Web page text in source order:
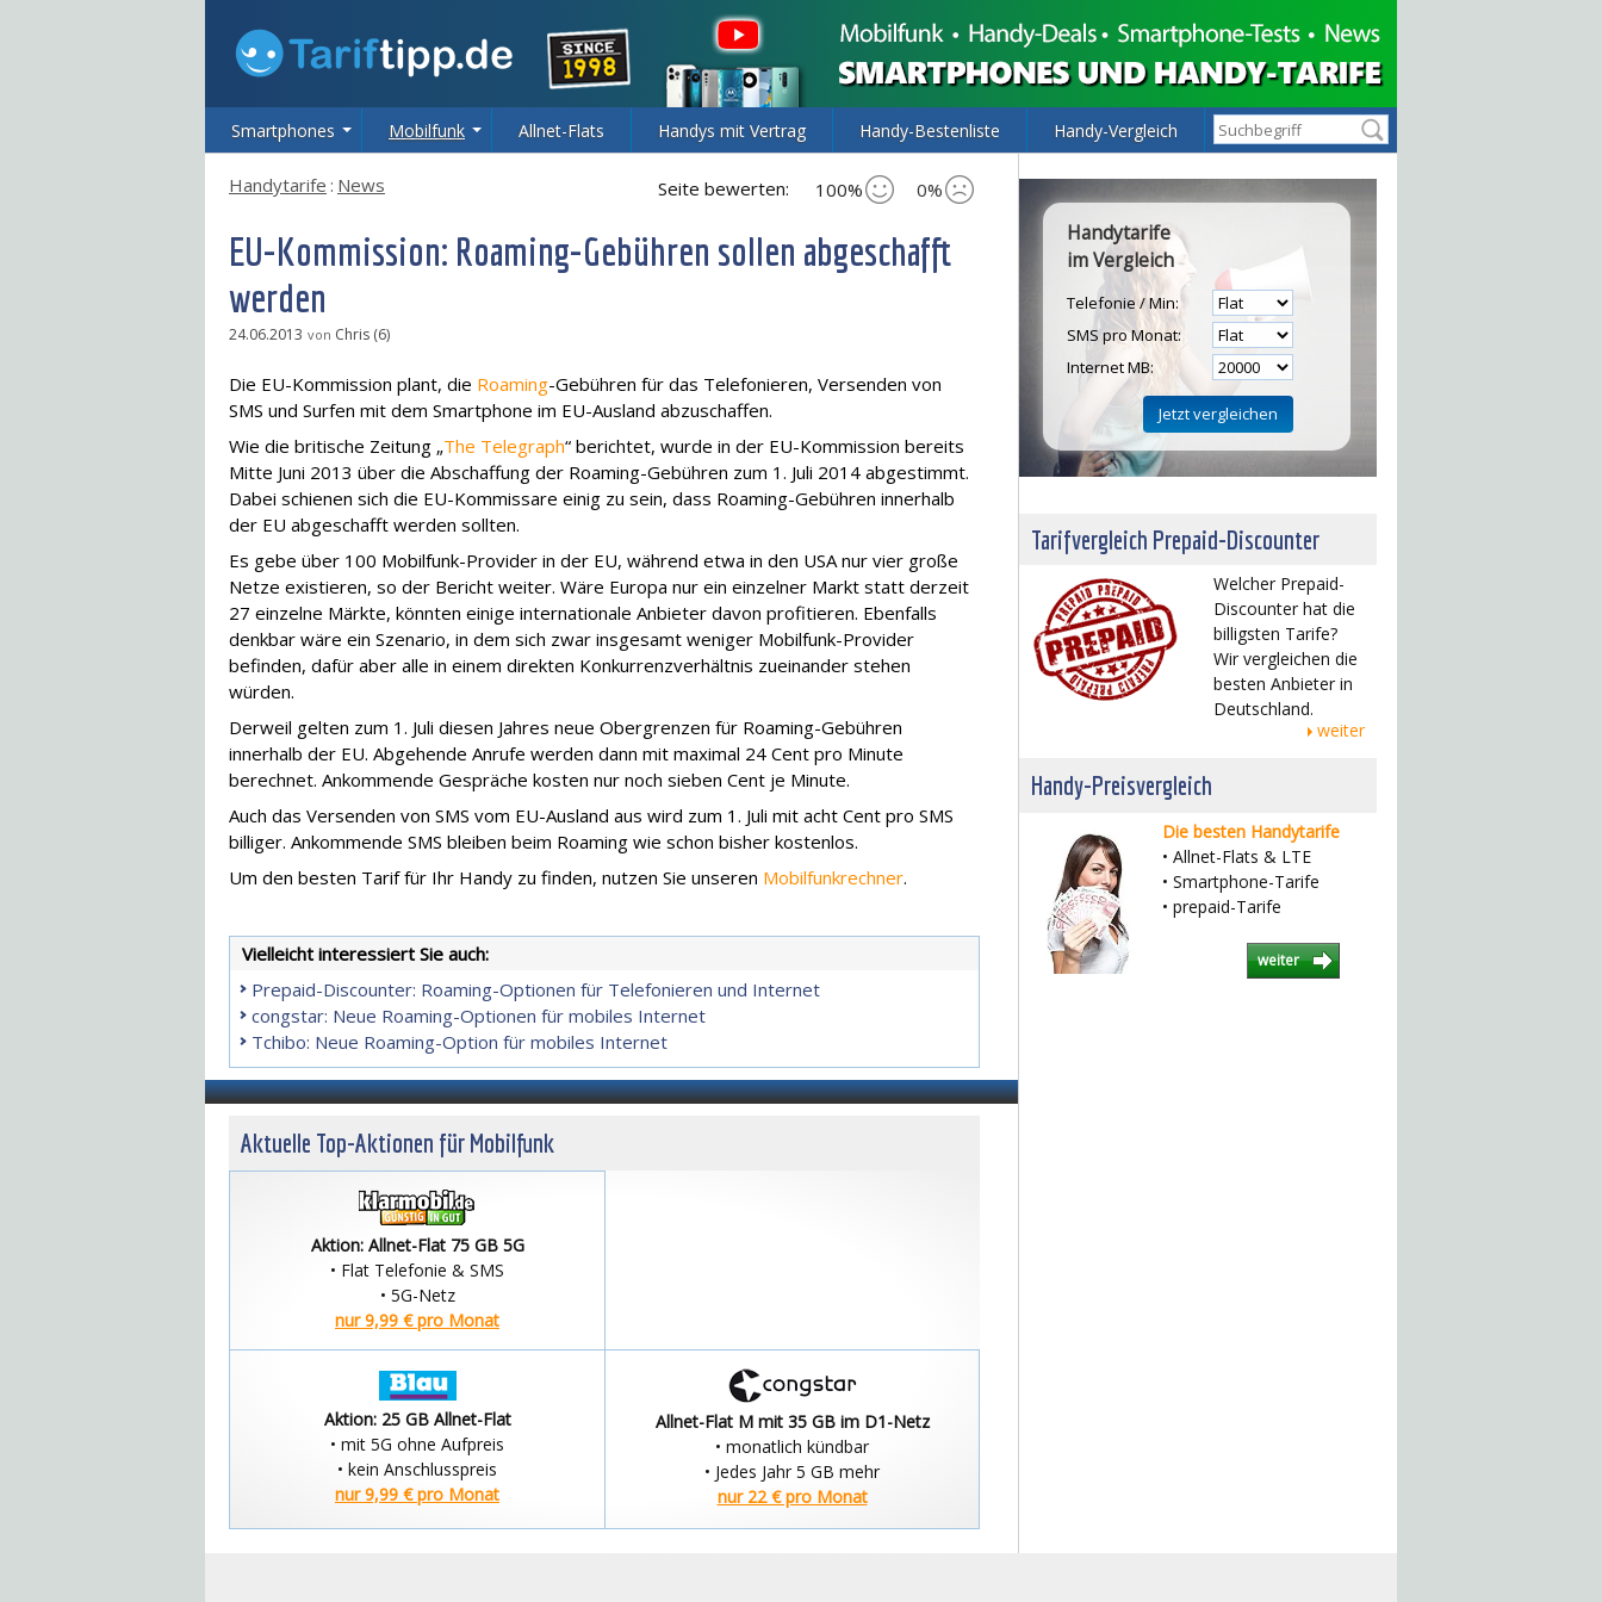
Smartphones Mobilfunk Allnet-Flats Handys mit Vertrag Handy-Bestenliste Handy-Vergleich
Seite bewerten: 100% 0%
Handytarife : News
EU-Kommission: Roaming-Gebühren sollen abgeschafft
werden
24.06.2013 von Chris (6)
Die EU-Kommission plant, die Roaming-Gebühren für das Telefonieren, Versenden von
SMS und Surfen mit dem Smartphone im EU-Ausland abzuschaffen.
Wie die britische Zeitung „The Telegraph“ berichtet, wurde in der EU-Kommission bereits
Mitte Juni 2013 über die Abschaffung der Roaming-Gebühren zum 1. Juli 2014 abgestimmt.
Dabei schienen sich die EU-Kommissare einig zu sein, dass Roaming-Gebühren innerhalb
der EU abgeschafft werden sollten.
Es gebe über 100 Mobilfunk-Provider in der EU, während etwa in den USA nur vier große
Netze existieren, so der Bericht weiter. Wäre Europa nur ein einzelner Markt statt derzeit
27 einzelne Märkte, könnten einige internationale Anbieter davon profitieren. Ebenfalls
denkbar wäre ein Szenario, in dem sich zwar insgesamt weniger Mobilfunk-Provider
befinden, dafür aber alle in einem direkten Konkurrenzverhältnis zueinander stehen
würden.
Derweil gelten zum 1. Juli diesen Jahres neue Obergrenzen für Roaming-Gebühren
innerhalb der EU. Abgehende Anrufe werden dann mit maximal 24 Cent pro Minute
berechnet. Ankommende Gespräche kosten nur noch sieben Cent je Minute.
Auch das Versenden von SMS vom EU-Ausland aus wird zum 1. Juli mit acht Cent pro SMS
billiger. Ankommende SMS bleiben beim Roaming wie schon bisher kostenlos.
Um den besten Tarif für Ihr Handy zu finden, nutzen Sie unseren Mobilfunkrechner.
Vielleicht interessiert Sie auch:
Prepaid-Discounter: Roaming-Optionen für Telefonieren und Internet
congstar: Neue Roaming-Optionen für mobiles Internet
Tchibo: Neue Roaming-Option für mobiles Internet
Aktuelle Top-Aktionen für Mobilfunk
Aktion: Allnet-Flat 75 GB 5G
• Flat Telefonie & SMS
• 5G-Netz
nur 9,99 € pro Monat
Aktion: 25 GB Allnet-Flat
• mit 5G ohne Aufpreis
• kein Anschlusspreis
nur 9,99 € pro Monat
Allnet-Flat M mit 35 GB im D1-Netz
• monatlich kündbar
• Jedes Jahr 5 GB mehr
nur 22 € pro Monat
Handytarife
im Vergleich
Telefonie / Min:
SMS pro Monat:
Internet MB:
Tarifvergleich Prepaid-Discounter
Welcher Prepaid-
Discounter hat die
billigsten Tarife?
Wir vergleichen die
besten Anbieter in
Deutschland.
weiter
Handy-Preisvergleich
Die besten Handytarife
• Allnet-Flats & LTE
• Smartphone-Tarife
• prepaid-Tarife
weiter